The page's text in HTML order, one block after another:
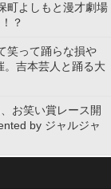
町よしもと漫才劇場
？
笑って踊らな損や
。吉本芸人と踊る大
お笑い賞レース開
by ジャルジャ